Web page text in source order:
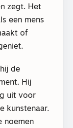
zegt. Het
een mens
of
de
Hij
uit voor
kunstenaar.
noemen